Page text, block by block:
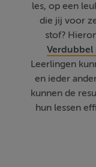
les, op een
die jij voor
stof?
Leerlingen
en ieder
kunnen de
hun lessen